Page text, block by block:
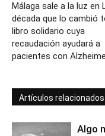
Málaga sale a la luz en
década que lo cambió
libro solidario cuya
recaudación ayudará a
pacientes con
Artículos relacionados
Algo